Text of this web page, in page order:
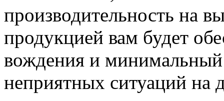
производительность на
продукцией вам будет
вождения и
неприятных ситуаций на